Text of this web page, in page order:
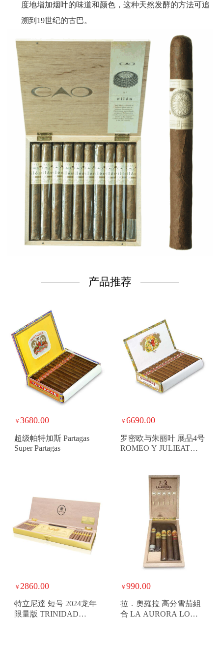
度地增加烟叶的味道和颜色，这种天然发酵的方法可追
溯到19世纪的古巴。
产品推荐
￥ 3680.00
超级帕特加斯 Partagas
Super Partagas
￥ 6690.00
罗密欧与朱丽叶 展品4号
ROMEO Y JULIEAT
￥ 2860.00
特立尼達 短号 2024龙年
限量版 TRINIDAD
￥ 990.00
拉．奧羅拉 高分雪茄組
合 LA AURORA LO